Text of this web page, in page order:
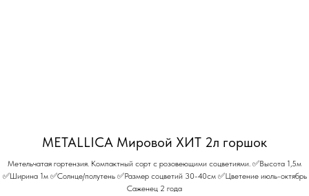
METALLICA Мировой ХИТ 2л горшок
Метельчатая гортензия. Компактный сорт с розовеющими соцветиями. ✅Высота 1,5м
✅Ширина 1м ✅Солнце/полутень ✅Размер соцветий 30-40см ✅Цветение июль-октябрь
Саженец 2 года